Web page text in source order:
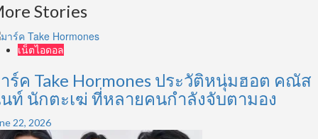
Stories
เน็ตไอดอล
ร์ค Take Hormones ประวัติหนุ่มฮอต คณัส
ท์ นักตะเฆ่ ที่หลายคนกำลังจับตามอง
22, 2026